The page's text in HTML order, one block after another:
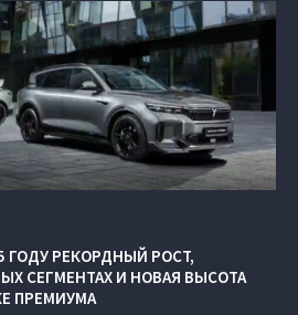
ГОДУ РЕКОРДНЫЙ РОСТ,
СЕГМЕНТАХ И НОВАЯ ВЫСОТА
ПРЕМИУМА